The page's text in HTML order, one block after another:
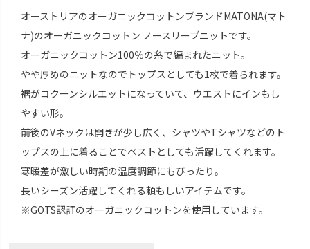
オーストリアのオーガニックコットンブランドMATONA(マト
ナ)のオーガニックコットン ノースリーブニットです。
オーガニックコットン100％の糸で編まれたニット。
やや厚めのニットなのでトップスとしても1枚で着られます。
裾がコクーンシルエットになっていて、ウエストにインもし
やすい形。
前後のVネックは開きが少し広く、シャツやTシャツなどのト
ップスの上に着ることでベストとしても活躍してくれます。
寒暖差が激しい時期の温度調節にもぴったり。
長いシーズン活躍してくれる頼もしいアイテムです。
※GOTS認証のオーガニックコットンを使用しています。